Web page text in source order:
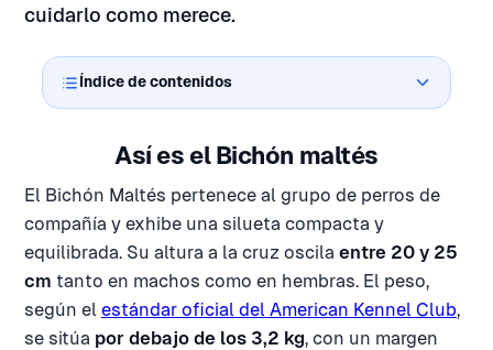
cuidarlo como merece.
Índice de contenidos
Así es el Bichón maltés
El Bichón Maltés pertenece al grupo de perros de
compañía y exhibe una silueta compacta y
equilibrada. Su altura a la cruz oscila entre 20 y 25
cm tanto en machos como en hembras. El peso,
según el estándar oficial del American Kennel Club,
se sitúa por debajo de los 3,2 kg, con un margen